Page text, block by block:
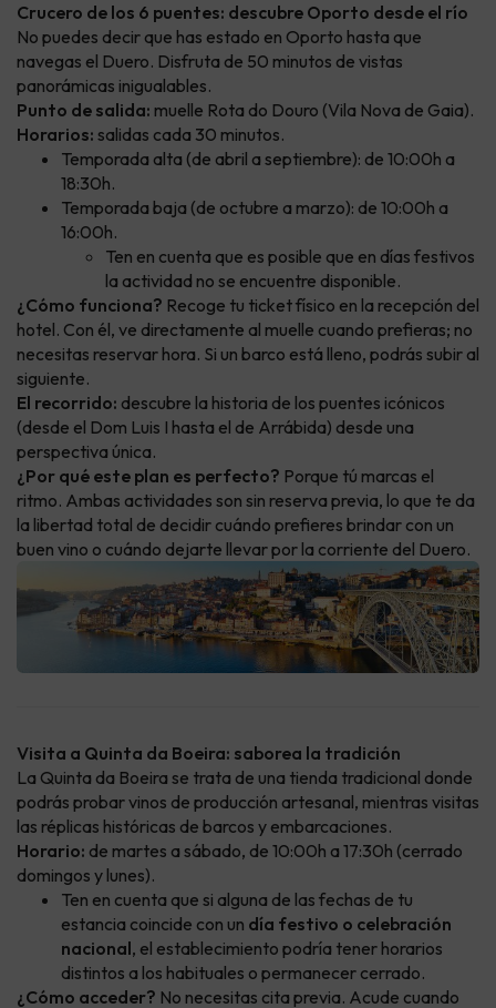
Crucero de los 6 puentes: descubre Oporto desde el río
No puedes decir que has estado en Oporto hasta que
navegas el Duero. Disfruta de 50 minutos de vistas
panorámicas inigualables.
Punto de salida: muelle Rota do Douro (Vila Nova de Gaia).
Horarios: salidas cada 30 minutos.
Temporada alta (de abril a septiembre): de 10:00h a
18:30h.
Temporada baja (de octubre a marzo): de 10:00h a
16:00h.
Ten en cuenta que es posible que en días festivos
la actividad no se encuentre disponible.
¿Cómo funciona? Recoge tu ticket físico en la recepción del
hotel. Con él, ve directamente al muelle cuando prefieras; no
necesitas reservar hora. Si un barco está lleno, podrás subir al
siguiente.
El recorrido: descubre la historia de los puentes icónicos
(desde el Dom Luis I hasta el de Arrábida) desde una
perspectiva única.
¿Por qué este plan es perfecto? Porque tú marcas el
ritmo. Ambas actividades son sin reserva previa, lo que te da
la libertad total de decidir cuándo prefieres brindar con un
buen vino o cuándo dejarte llevar por la corriente del Duero.
Visita a Quinta da Boeira: saborea la tradición
La Quinta da Boeira se trata de una tienda tradicional donde
podrás probar vinos de producción artesanal, mientras visitas
las réplicas históricas de barcos y embarcaciones.
Horario: de martes a sábado, de 10:00h a 17:30h (cerrado
domingos y lunes).
Ten en cuenta que si alguna de las fechas de tu
estancia coincide con un día festivo o celebración
nacional, el establecimiento podría tener horarios
distintos a los habituales o permanecer cerrado.
¿Cómo acceder? No necesitas cita previa. Acude cuando